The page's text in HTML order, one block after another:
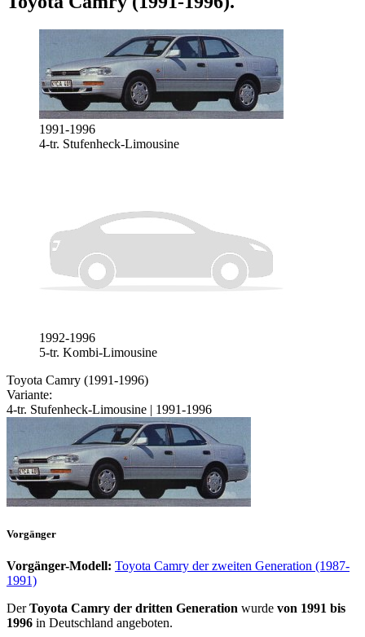
1991-1996
4-tr. Stufenheck-Limousine
1992-1996
5-tr. Kombi-Limousine
Toyota Camry (1991-1996)
Variante:
4-tr. Stufenheck-Limousine | 1991-1996
Vorgänger
Vorgänger-Modell: Toyota Camry der zweiten Generation (1987-
1991)
DerToyota Camry der dritten Generation wurde von 1991 bis
1996 in Deutschland angeboten.